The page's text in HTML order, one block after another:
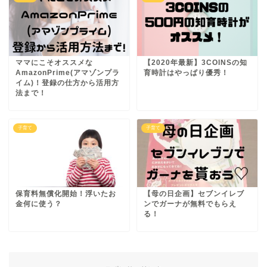
ママにこそオススメな
AmazonPrime(アマゾンプラ
イム)！登録の仕方から活用方
法まで！
【2020年最新】3COINSの知
育時計はやっぱり優秀！
子育て
保育料無償化開始！浮いたお
金何に使う？
子育て
【母の日企画】セブンイレブ
ンでガーナが無料でもらえ
る！